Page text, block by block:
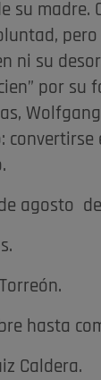
su madre.
ni su
por su
convertirse
agosto
hasta
Caldera.